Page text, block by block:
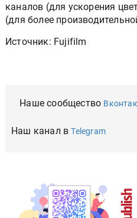
каналов (для ускорения
(для более
Источник: Fujifilm
Наше сообщество
Наш канал вTelegram